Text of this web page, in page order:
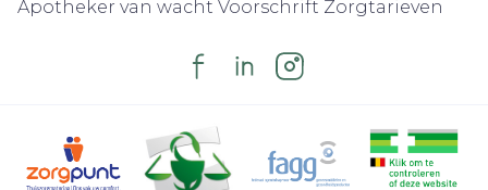
Apotheker van wacht Voorschrift Zorgtarieven